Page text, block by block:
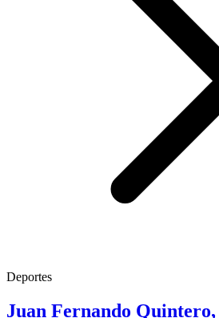
Deportes
Juan Fernando